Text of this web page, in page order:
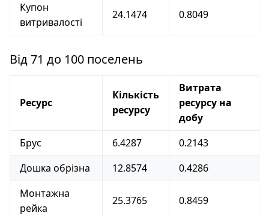
Купон
витривалості
24.1474 0.8049
Від 71 до 100 поселень
Ресурс
Кількість
ресурсу
Витрата
ресурсу на
добу
Брус
6.4287
0.2143
Дошка обрізна
12.8574
0.4286
Монтажна
рейка
25.3765 0.8459